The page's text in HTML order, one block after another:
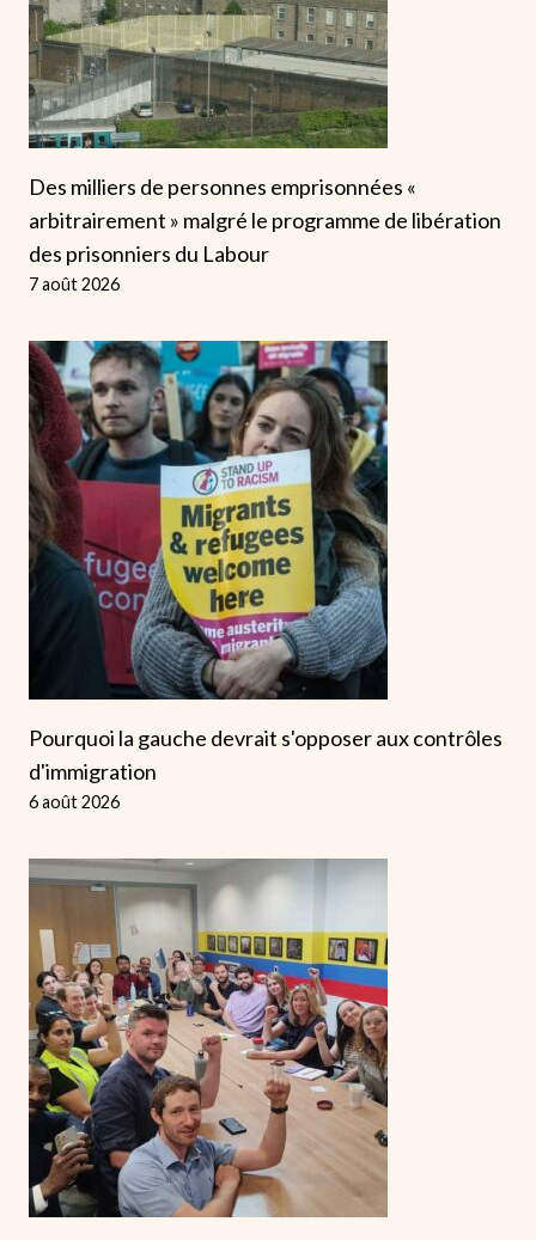
Des milliers de personnes emprisonnées «
arbitrairement » malgré le programme de libération
des prisonniers du Labour
7 août 2026
Pourquoi la gauche devrait s'opposer aux contrôles
d'immigration
6 août 2026